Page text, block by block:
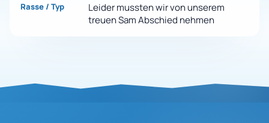
Rasse / Typ
Leider mussten wir von unserem
treuen Sam Abschied nehmen